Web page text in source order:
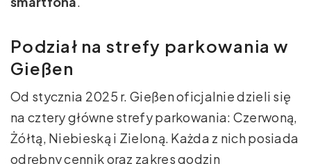
Podział na strefy parkowania w
Gießen
Od stycznia 2025 r. Gießen oficjalnie dzieli się
na cztery główne strefy parkowania: Czerwoną,
Żółtą, Niebieską i Zieloną. Każda z nich posiada
odrębny cennik oraz zakres godzin